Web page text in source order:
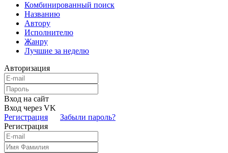
Комбинированный поиск
Названию
Автору
Исполнителю
Жанру
Лучшие за неделю
Авторизация
Вход на сайт
Вход через VK
Регистрация
Забыли пароль?
Регистрация